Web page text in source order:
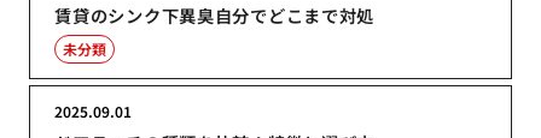
賃貸のシンク下異臭自分でどこまで対処
未分類
2025.09.01